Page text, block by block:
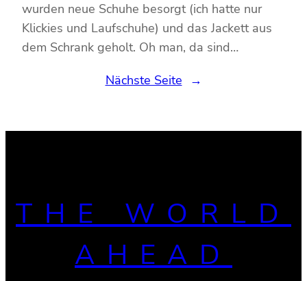
wurden neue Schuhe besorgt (ich hatte nur
Klickies und Laufschuhe) und das Jackett aus
dem Schrank geholt. Oh man, da sind…
Nächste Seite
→
THE WORLD
AHEAD